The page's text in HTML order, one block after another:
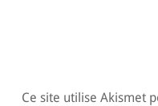
Ce site utilise Akismet